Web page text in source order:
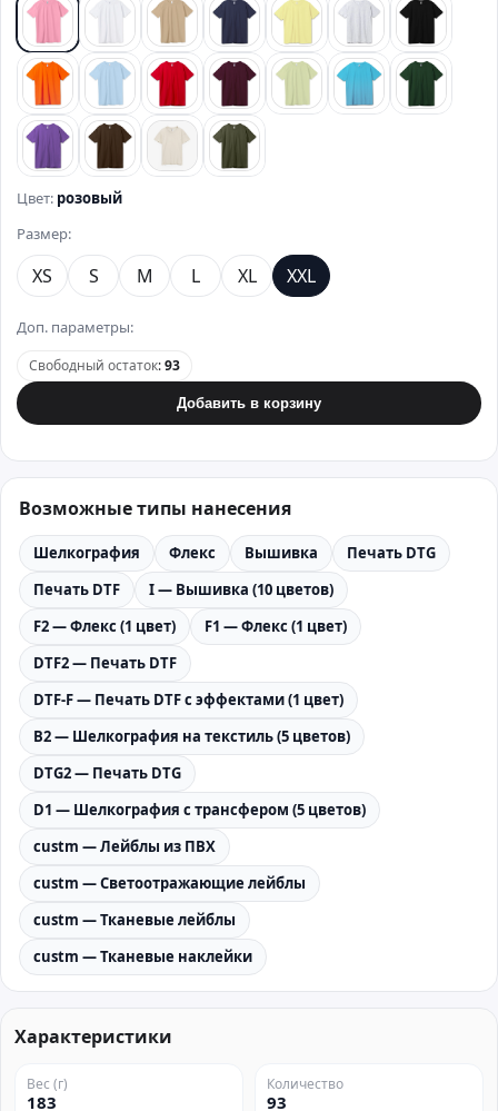
розовый белый песочныйсиний желтый серый черный
оранжевыйголубойкрасный бордовыйзеленыйбирюзовыйтемно-
фиолетовыйкоричневый
бежевый хаки
Цвет: розовый
Размер:
XS S M L XL XXL
Доп. параметры:
Свободный остаток:93
Добавить в корзину
Возможные типы нанесения
Шелкография Флекс Вышивка
Печать DTG
Печать DTF
I — Вышивка (10 цветов)
F2 — Флекс (1 цвет)
F1 — Флекс (1 цвет)
DTF2 — Печать DTF
DTF-F — Печать DTF с эффектами (1 цвет)
B2 — Шелкография на текстиль (5 цветов)
DTG2 — Печать DTG
D1 — Шелкография с трансфером (5 цветов)
custm — Лейблы из ПВХ
custm — Светоотражающие лейблы
custm — Тканевые лейблы
custm — Тканевые наклейки
Характеристики
Вес (г)
183
Количество
93